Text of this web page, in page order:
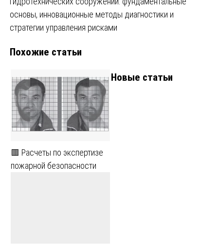
записям
основы, инновационные методы диагностики и
стратегии управления рисками
Похожие статьи
🟥 Расчеты по экспертизе
пожарной безопасности
Новые статьи